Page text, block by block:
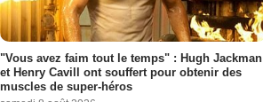
"Vous avez faim tout le temps" : Hugh Jackman
et Henry Cavill ont souffert pour obtenir des
muscles de super-héros